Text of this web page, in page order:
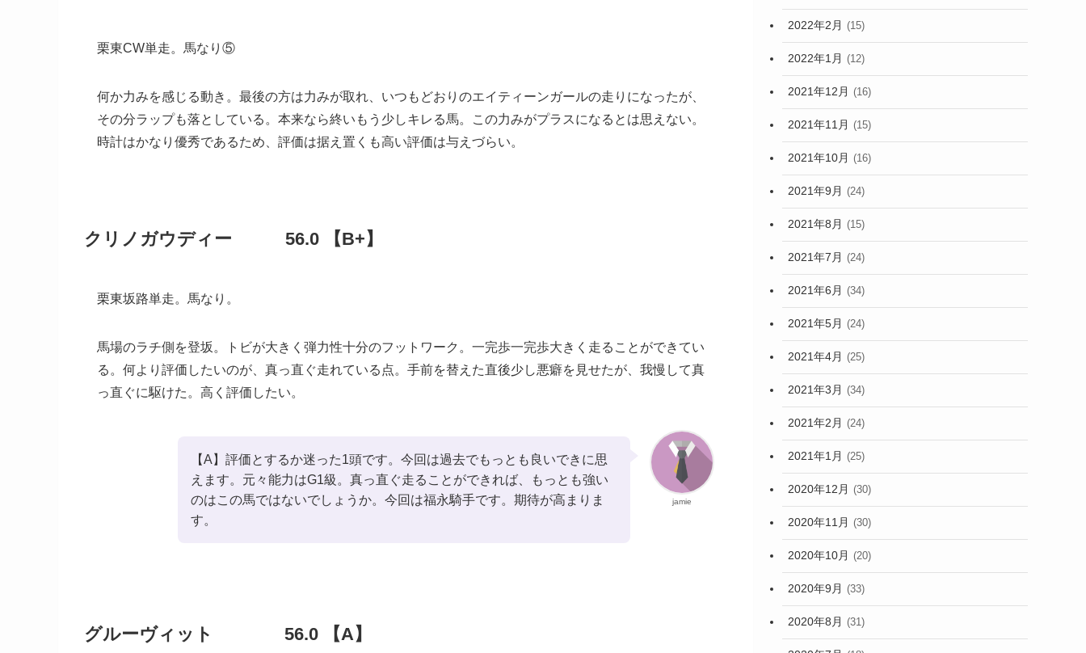
栗東CW単走。馬なり⑤
何か力みを感じる動き。最後の方は力みが取れ、いつもどおりのエイティーンガールの走りになったが、
その分ラップも落としている。本来なら終いもう少しキレる馬。この力みがプラスになるとは思えない。
時計はかなり優秀であるため、評価は据え置くも高い評価は与えづらい。
クリノガウディー 56.0 【B+】
栗東坂路単走。馬なり。
馬場のラチ側を登坂。トビが大きく弾力性十分のフットワーク。一完歩一完歩大きく走ることができてい
る。何より評価したいのが、真っ直ぐ走れている点。手前を替えた直後少し悪癖を見せたが、我慢して真
っ直ぐに駆けた。高く評価したい。
jamie
【A】評価とするか迷った1頭です。今回は過去でもっとも良いできに思
えます。元々能力はG1級。真っ直ぐ走ることができれば、もっとも強い
のはこの馬ではないでしょうか。今回は福永騎手です。期待が高まりま
す。
グルーヴィット 56.0 【A】
2022年2月 (15)
2022年1月 (12)
2021年12月 (16)
2021年11月 (15)
2021年10月 (16)
2021年9月 (24)
2021年8月 (15)
2021年7月 (24)
2021年6月 (34)
2021年5月 (24)
2021年4月 (25)
2021年3月 (34)
2021年2月 (24)
2021年1月 (25)
2020年12月 (30)
2020年11月 (30)
2020年10月 (20)
2020年9月 (33)
2020年8月 (31)